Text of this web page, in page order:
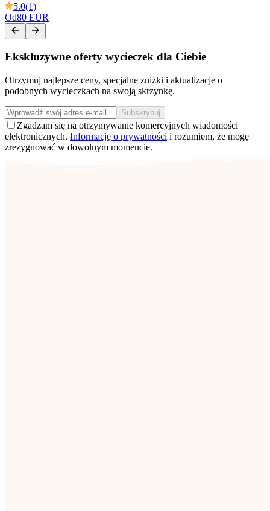
5.0(1)
Od80 EUR
Ekskluzywne oferty wycieczek dla Ciebie
Otrzymuj najlepsze ceny, specjalne zniżki i aktualizacje o
podobnych wycieczkach na swoją skrzynkę.
Subskrybuj
Zgadzam się na otrzymywanie komercyjnych wiadomości
elektronicznych. Informację o prywatności i rozumiem, że mogę
zrezygnować w dowolnym momencie.